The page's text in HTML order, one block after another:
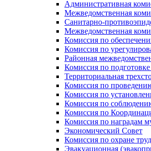
Административная
Межведомственная
Санитарно-
Межведомственная
Комиссия по
Комиссия по
Районная
Комиссия по
Территориальная
Комиссия по
Комиссия по
Комиссия по
Комиссия по
Комиссия по наградам
Экономический Совет
Комиссия по охране
Эвакуационная